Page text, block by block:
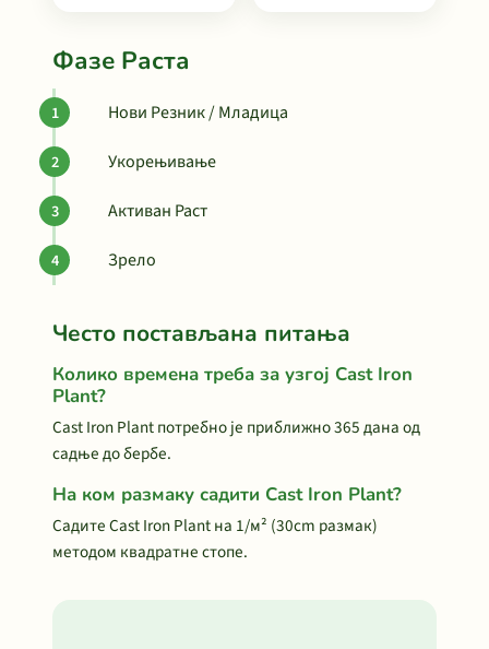
Фазе Раста
Нови Резник / Младица
Укорењивање
Активан Раст
Зрело
Често постављана питања
Колико времена треба за узгој Cast Iron
Plant?
Cast Iron Plant потребно је приближно 365 дана од
садње до бербе.
На ком размаку садити Cast Iron Plant?
Садите Cast Iron Plant на 1/м² (30cm размак)
методом квадратне стопе.